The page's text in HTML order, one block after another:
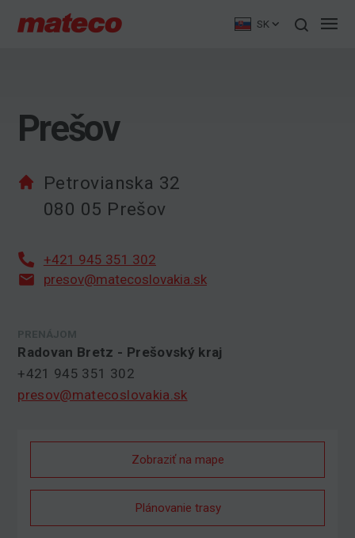
SK
Prešov
Petrovianska 32
080 05 Prešov
+421 945 351 302
presov@matecoslovakia.sk
Radovan Bretz - Prešovský kraj
+421 945 351 302
presov@matecoslovakia.sk
Zobraziť na mape
Plánovanie trasy